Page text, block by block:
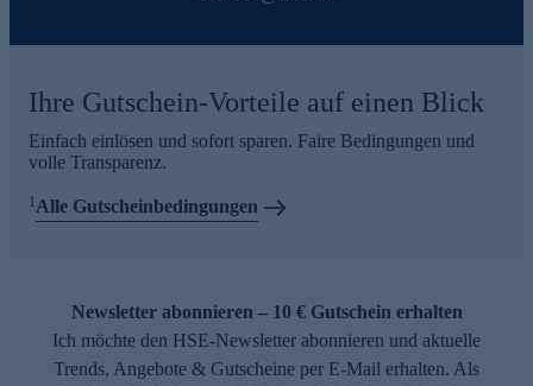
Ihre Gutschein-Vorteile auf einen Blick
Einfach einlösen und sofort sparen. Faire Bedingungen und
volle Transparenz.
1Alle Gutscheinbedingungen
Newsletter abonnieren – 10 € Gutschein erhalten
Ich möchte den HSE-Newsletter abonnieren und aktuelle
Trends, Angebote & Gutscheine per E-Mail erhalten. Als